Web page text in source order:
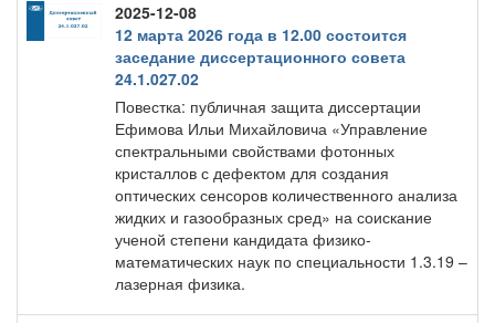
2025-12-08
12 марта 2026 года в 12.00 состоится
заседание диссертационного совета
24.1.027.02
Повестка: публичная защита диссертации
Ефимова Ильи Михайловича «Управление
спектральными свойствами фотонных
кристаллов с дефектом для создания
оптических сенсоров количественного анализа
жидких и газообразных сред» на соискание
ученой степени кандидата физико-
математических наук по специальности 1.3.19 –
лазерная физика.